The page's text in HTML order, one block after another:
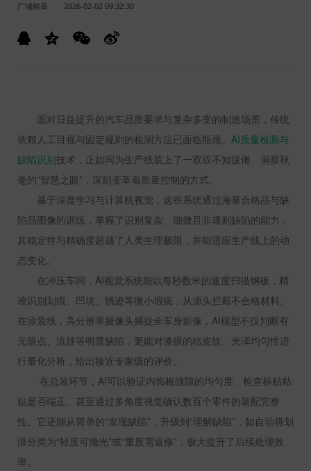
广域铭岛 2026-02-02 09:32:30
面对日益提升的汽车品质要求与复杂多变的制造场景，传统
依赖人工目视与固定规则的检测方法已面临瓶颈。 AI质量检测与
缺陷识别技术，正如同为生产线装上了一双双不知疲倦、洞察秋
毫的“智慧之眼”，深刻变革着质量控制的方式。
基于深度学习与计算机视觉，这些系统通过海量合格品与缺
陷品图像的训练，掌握了识别复杂、细微且非规则缺陷的能力，
其稳定性与精确度超越了人类生理极限，并能适应生产线上的动
态变化。
在冲压车间， AI视觉系统能以每秒数米的速度扫描钢板，精
准识别划痕、凹坑、锈迹等微小瑕疵，从源头拦截不合格材料。
在涂装线，高分辨率摄像头捕捉全车身影像， AI模型不仅判断有
无脏点、流挂等明显缺陷，更能对漆膜的桔皮纹、光泽均匀性进
行量化分析，给出接近专家级的评价。
在总装环节， AI可以验证内饰板缝隙的均匀度、检查标贴粘
贴是否端正、甚至通过多角度视觉确认数百个零件的装配完整
性。它还能从简单的“发现缺陷”，升级到“理解缺陷”，如自动将划
痕分类为“轻度可抛光”或“重度需返修”，极大提升了后续处理效
率。